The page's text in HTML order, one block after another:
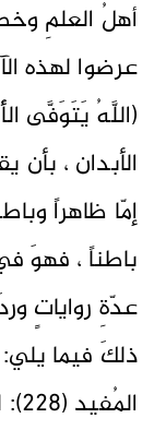
أهلُ العلمِ
عرضوا لهذه
(اللَّهُ يَتَوَفَّى
الأبدان ،
إمّا ظاهراً
باطناً ، فهوَ
عدّةِ رواياتٍ